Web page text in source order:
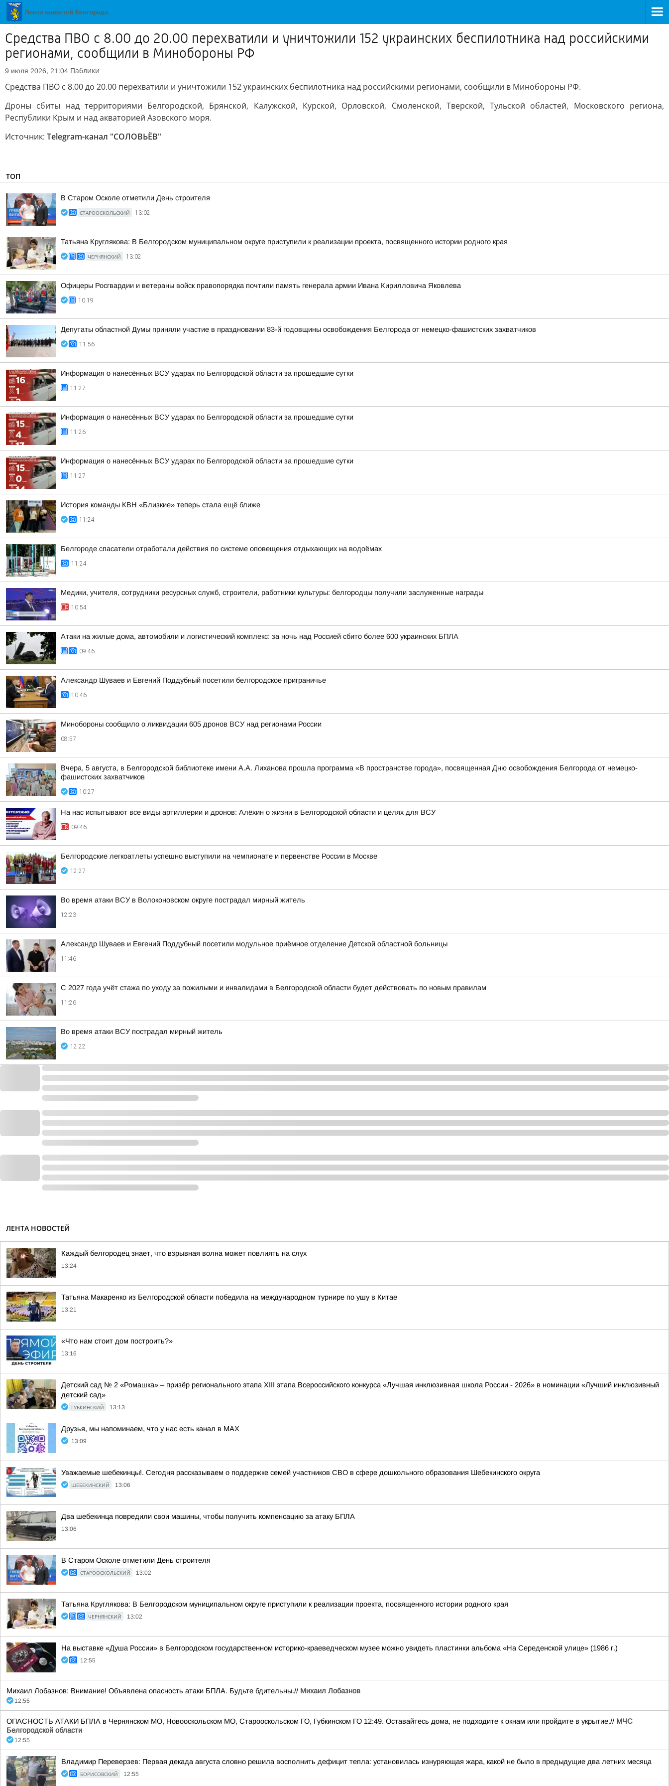
Средства ПВО с 8.00 до 20.00 перехватили и уничтожили 152 украинских беспилотника над российскими
регионами, сообщили в Минобороны РФ
9 июля 2026, 21:04 Паблики
Средства ПВО с 8.00 до 20.00 перехватили и уничтожили 152 украинских беспилотника над российскими регионами, сообщили в Минобороны РФ.
Дроны сбиты над территориями Белгородской, Брянской, Калужской, Курской, Орловской, Смоленской, Тверской, Тульской областей, Московского региона,
Республики Крым и над акваторией Азовского моря.
Источник: Telegram-канал "СОЛОВЬЁВ"
ТОП
В Старом Осколе отметили День строителя
СТАРООСКОЛЬСКИЙ 13:02
Татьяна Круглякова: В Белгородском муниципальном округе приступили к реализации проекта, посвященного истории родного края
ЧЕРНЯНСКИЙ 13:02
Офицеры Росгвардии и ветераны войск правопорядка почтили память генерала армии Ивана Кирилловича Яковлева
10:19
Депутаты областной Думы приняли участие в праздновании 83-й годовщины освобождения Белгорода от немецко-фашистских захватчиков
11:56
Информация о нанесённых ВСУ ударах по Белгородской области за прошедшие сутки
11:27
Информация о нанесённых ВСУ ударах по Белгородской области за прошедшие сутки
11:26
Информация о нанесённых ВСУ ударах по Белгородской области за прошедшие сутки
11:27
История команды КВН «Близкие» теперь стала ещё ближе
11:24
Белгороде спасатели отработали действия по системе оповещения отдыхающих на водоёмах
11:24
Медики, учителя, сотрудники ресурсных служб, строители, работники культуры: белгородцы получили заслуженные награды
10:54
Атаки на жилые дома, автомобили и логистический комплекс: за ночь над Россией сбито более 600 украинских БПЛА
09:46
Александр Шуваев и Евгений Поддубный посетили белгородское приграничье
10:46
Минобороны сообщило о ликвидации 605 дронов ВСУ над регионами России
08:57
Вчера, 5 августа, в Белгородской библиотеке имени А.А. Лиханова прошла программа «В пространстве города», посвященная Дню освобождения Белгорода от немецко-
фашистских захватчиков
10:27
На нас испытывают все виды артиллерии и дронов: Алёхин о жизни в Белгородской области и целях для ВСУ
09:46
Белгородские легкоатлеты успешно выступили на чемпионате и первенстве России в Москве
12:27
Во время атаки ВСУ в Волоконовском округе пострадал мирный житель
12:23
Александр Шуваев и Евгений Поддубный посетили модульное приёмное отделение Детской областной больницы
11:46
С 2027 года учёт стажа по уходу за пожилыми и инвалидами в Белгородской области будет действовать по новым правилам
11:26
Во время атаки ВСУ пострадал мирный житель
12:22
ЛЕНТА НОВОСТЕЙ
Каждый белгородец знает, что взрывная волна может повлиять на слух
13:24
Татьяна Макаренко из Белгородской области победила на международном турнире по ушу в Китае
13:21
«Что нам стоит дом построить?»
13:16
Детский сад № 2 «Ромашка» – призёр регионального этапа XIII этапа Всероссийского конкурса «Лучшая инклюзивная школа России - 2026» в номинации «Лучший инклюзивный
детский сад»
ГУБКИНСКИЙ 13:13
Друзья, мы напоминаем, что у нас есть канал в МАХ
13:09
Уважаемые шебекинцы!. Сегодня рассказываем о поддержке семей участников СВО в сфере дошкольного образования Шебекинского округа
ШЕБЕКИНСКИЙ 13:06
Два шебекинца повредили свои машины, чтобы получить компенсацию за атаку БПЛА
13:06
В Старом Осколе отметили День строителя
СТАРООСКОЛЬСКИЙ 13:02
Татьяна Круглякова: В Белгородском муниципальном округе приступили к реализации проекта, посвященного истории родного края
ЧЕРНЯНСКИЙ 13:02
На выставке «Душа России» в Белгородском государственном историко-краеведческом музее можно увидеть пластинки альбома «На Середенской улице» (1986 г.)
12:55
Михаил Лобазнов: Внимание! Объявлена опасность атаки БПЛА. Будьте бдительны.// Михаил Лобазнов
12:55
ОПАСНОСТЬ АТАКИ БПЛА в Чернянском МО, Новооскольском МО, Старооскольском ГО, Губкинском ГО 12:49. Оставайтесь дома, не подходите к окнам или пройдите в укрытие.// МЧС
Белгородской области
12:55
Владимир Переверзев: Первая декада августа словно решила восполнить дефицит тепла: установилась изнуряющая жара, какой не было в предыдущие два летних месяца
БОРИСОВСКИЙ 12:55